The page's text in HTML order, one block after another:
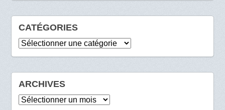
CATÉGORIES
Catégories
ARCHIVES
Archives